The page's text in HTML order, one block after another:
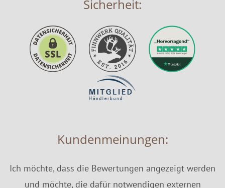
Sicherheit:
Kundenmeinungen:
Ich möchte, dass die Bewertungen angezeigt werden
und möchte, die dafür notwendigen externen